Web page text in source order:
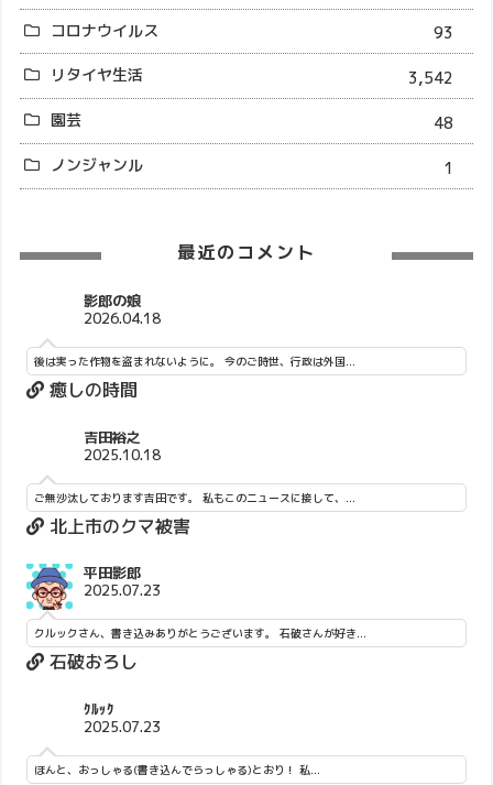
コロナウイルス
93
リタイヤ生活
3,542
園芸
48
ノンジャンル
1
最近のコメント
影郎の娘
2026.04.18
後は実った作物を盗まれないように。 今のご時世、行政は外国...
癒しの時間
吉田裕之
2025.10.18
ご無沙汰しております吉田です。 私もこのニュースに接して、...
北上市のクマ被害
平田影郎
2025.07.23
クルックさん、書き込みありがとうございます。 石破さんが好き...
石破おろし
ｸﾙｯｸ
2025.07.23
ほんと、おっしゃる(書き込んでらっしゃる)とおり！ 私...